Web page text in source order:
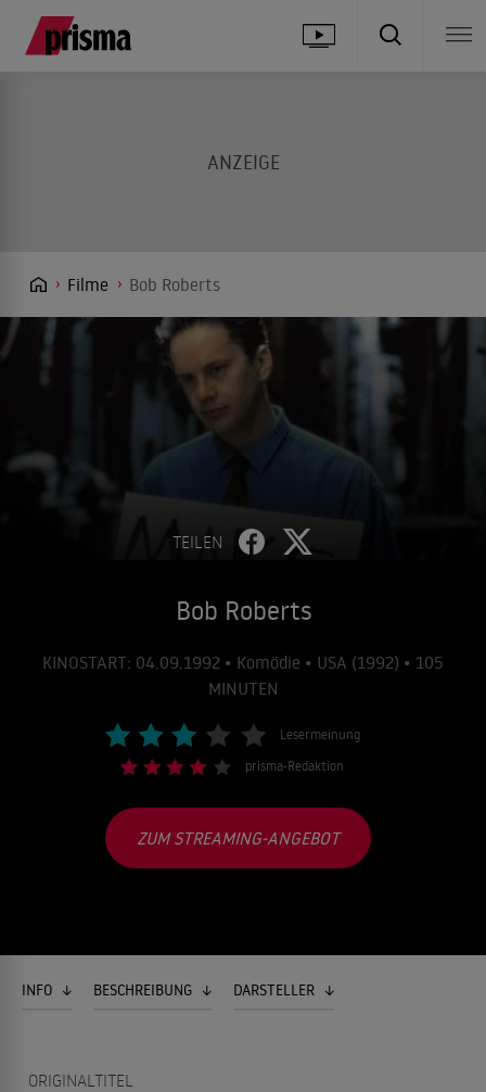
Filme Bob Roberts
TEILEN
Bob Roberts
KINOSTART: 04.09.1992 • Komödie • USA (1992) • 105
MINUTEN
Lesermeinung
prisma-Redaktion
ZUM STREAMING-ANGEBOT
INFO BESCHREIBUNG DARSTELLER
ORIGINALTITEL